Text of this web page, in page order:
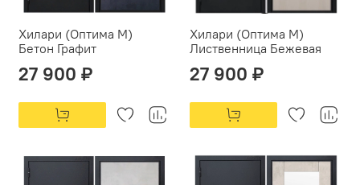
Хилари (Оптима М)
Бетон Графит
27 900 ₽
Хилари (Оптима М)
Лиственница Бежевая
27 900 ₽